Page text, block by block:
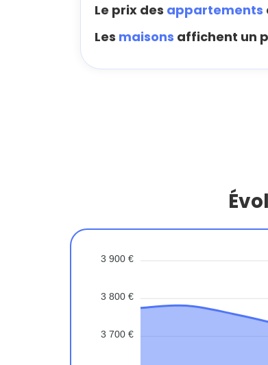
Le prix des appartements
Les maisons affichent un
3 900 €
3 800 €
3 700 €